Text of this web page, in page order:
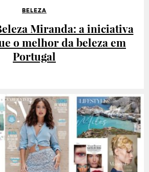
BELEZA
Miranda: a iniciativa
o melhor da beleza em
Portugal